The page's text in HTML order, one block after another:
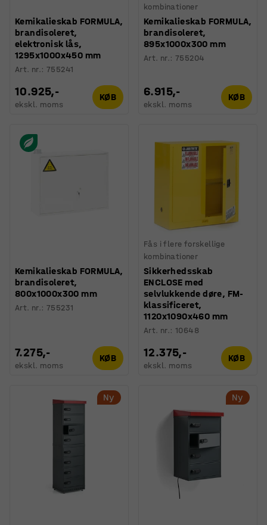
Kemikalieskab FORMULA,
brandisoleret,
elektronisk lås,
1295x1000x450 mm
Art. nr.:755241
10.925,-
ekskl. moms
KØB
kombinationer
Kemikalieskab FORMULA,
brandisoleret,
895x1000x300 mm
Art. nr.:755204
6.915,-
ekskl. moms
KØB
Kemikalieskab FORMULA,
brandisoleret,
800x1000x300 mm
Art. nr.:755231
7.275,-
ekskl. moms
KØB
Fås i flere forskellige
kombinationer
Sikkerhedsskab
ENCLOSE med
selvlukkende døre, FM-
klassificeret,
1120x1090x460 mm
Art. nr.:10648
12.375,-
ekskl. moms
KØB
Ny Ny